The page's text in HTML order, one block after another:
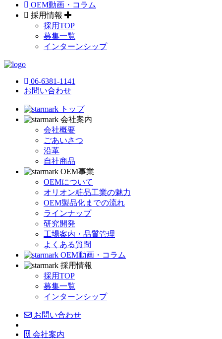
OEM動画・コラム
採用情報
採用TOP
募集一覧
インターンシップ
06-6381-1141
お問い合わせ
トップ
会社案内
会社概要
ごあいさつ
沿革
自社商品
OEM事業
OEMについて
オリオン粧品工業の魅力
OEM製品化までの流れ
ラインナップ
研究開発
工場案内・品質管理
よくある質問
OEM動画・コラム
採用情報
採用TOP
募集一覧
インターンシップ
お問い合わせ
会社案内